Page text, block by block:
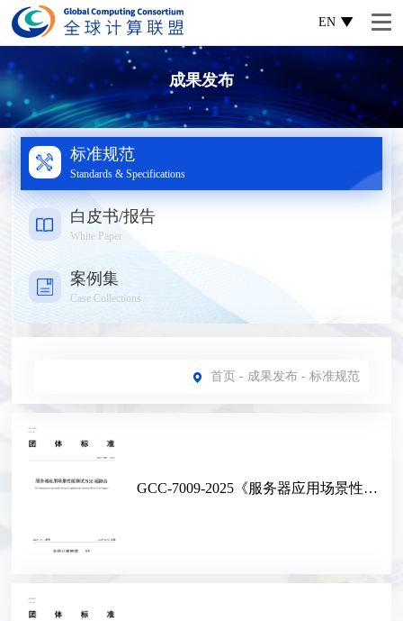
EN
成果发布
标准规范
Standards & Specifications
白皮书/报告
White Paper
案例集
Case Collections
首页 - 成果发布- 标准规范
GCC-7009-2025《服务器应用场景性能测试方法 超融合》